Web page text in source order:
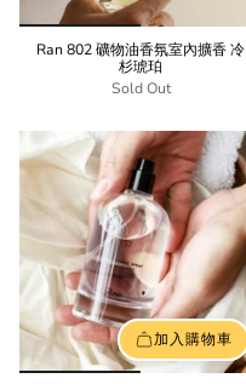
Ran 802 礦物油香氛室內擴香 冷
杉琥珀
Sold Out
加入購物車